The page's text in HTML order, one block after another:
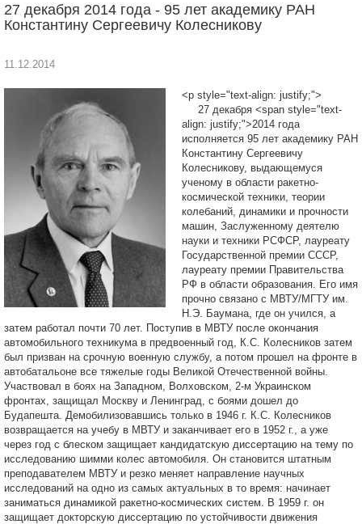
27 декабря 2014 года - 95 лет академику РАН
Константину Сергеевичу Колесникову
11.12.2014
<p style="text-align: justify;">
27 декабря <span style="text-
align: justify;">2014 года
исполняется 95 лет академику РАН
Константину Сергеевичу
Колесникову, выдающемуся
ученому в области ракетно-
космической техники, теории
колебаний, динамики и прочности
машин, Заслуженному деятелю
науки и техники РСФСР, лауреату
Государственной премии СССР,
лауреату премии Правительства
РФ в области образования. Его имя
прочно связано с МВТУ/МГТУ им.
Н.Э. Баумана, где он учился, а
затем работал почти 70 лет. Поступив в МВТУ после окончания
автомобильного техникума в предвоенный год, К.С. Колесников затем
был призван на срочную военную службу, а потом прошел на фронте в
автобатальоне все тяжелые годы Великой Отечественной войны.
Участвовал в боях на Западном, Волховском, 2-м Украинском
фронтах, защищал Москву и Ленинград, с боями дошел до
Будапешта. Демобилизовавшись только в 1946 г. К.С. Колесников
возвращается на учебу в МВТУ и заканчивает его в 1952 г., а уже
через год с блеском защищает кандидатскую диссертацию на тему по
исследованию шимми колес автомобиля. Он становится штатным
преподавателем МВТУ и резко меняет направление научных
исследований на одно из самых актуальных в то время: начинает
заниматься динамикой ракетно-космических систем. В 1959 г. он
защищает докторскую диссертацию по устойчивости движения